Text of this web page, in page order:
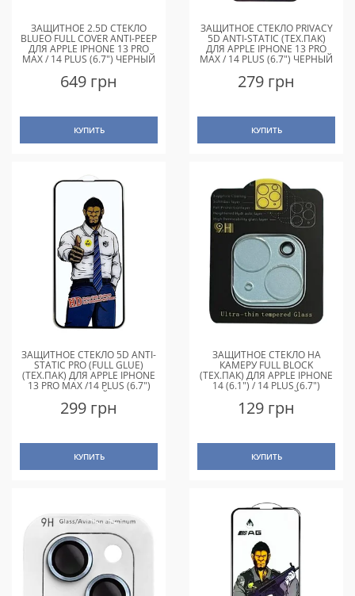
ЗАЩИТНОЕ 2.5D СТЕКЛО
BLUEO FULL COVER ANTI-PEEP
ДЛЯ APPLE IPHONE 13 PRO
MAX / 14 PLUS (6.7") ЧЕРНЫЙ
649 грн
КУПИТЬ
ЗАЩИТНОЕ СТЕКЛО PRIVACY
5D ANTI-STATIC (ТЕХ.ПАК)
ДЛЯ APPLE IPHONE 13 PRO
MAX / 14 PLUS (6.7") ЧЕРНЫЙ
279 грн
КУПИТЬ
ЗАЩИТНОЕ СТЕКЛО 5D ANTI-
STATIC PRO (FULL GLUE)
(ТЕХ.ПАК) ДЛЯ APPLE IPHONE
13 PRO MAX /14 PLUS (6.7")
ЧЕРНЫЙ
299 грн
КУПИТЬ
ЗАЩИТНОЕ СТЕКЛО НА
КАМЕРУ FULL BLOCK
(ТЕХ.ПАК) ДЛЯ APPLE IPHONE
14 (6.1") / 14 PLUS (6.7")
ПРОЗРАЧНЫЙ
129 грн
КУПИТЬ